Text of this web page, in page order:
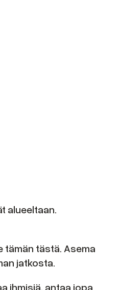
alueeltaan.
tämän tästä. Asema
jatkosta.
ihmisiä, antaa jopa